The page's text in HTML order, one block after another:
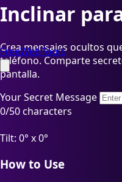
FreeWebTools
Inclinar
Crea mensajes ocultos
teléfono. Comparte
pantalla.
Your Secret Message
0/50 characters
Tilt: 0° x0°
How to Use